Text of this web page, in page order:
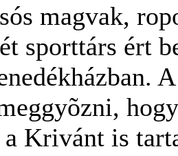
magvak,
sporttárs ért
a Krivánt is